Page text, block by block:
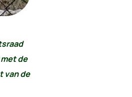
de
van de